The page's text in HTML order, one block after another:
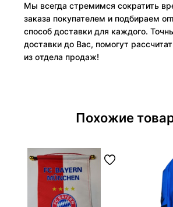
Мы всегда стремимся сократить
заказа покупателем и подбираем
способ доставки для каждого.
доставки до Вас, помогут
из отдела продаж!
Похожие